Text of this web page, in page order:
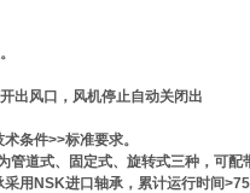
。
出风口，风机停止自动关闭出
条件>>标准要求。
管道式、固定式、旋转式三种，可
采用 NSK进口轴承，累计运行时间